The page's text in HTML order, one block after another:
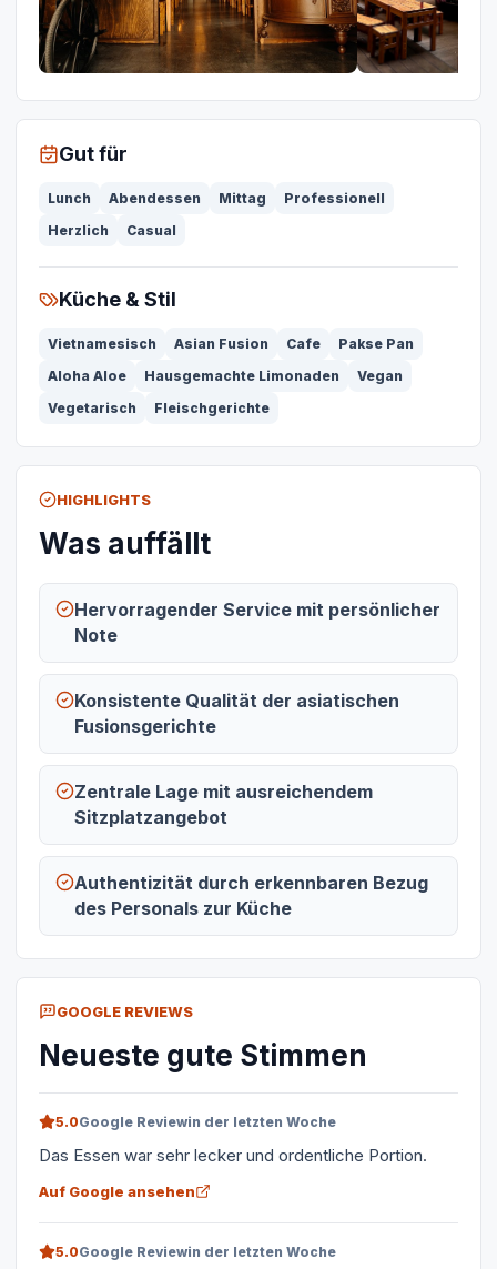
Gut für
Lunch Abendessen Mittag
Professionell
Herzlich
Casual
Küche & Stil
Vietnamesisch Asian Fusion Cafe
Pakse Pan
Aloha Aloe
Hausgemachte Limonaden
Vegan
Vegetarisch
Fleischgerichte
HIGHLIGHTS
Was auffällt
Hervorragender Service mit persönlicher
Note
Konsistente Qualität der asiatischen
Fusionsgerichte
Zentrale Lage mit ausreichendem
Sitzplatzangebot
Authentizität durch erkennbaren Bezug
des Personals zur Küche
GOOGLE REVIEWS
Neueste gute Stimmen
5.0Google Reviewin der letzten Woche
Das Essen war sehr lecker und ordentliche Portion.
Auf Google ansehen
5.0Google Reviewin der letzten Woche